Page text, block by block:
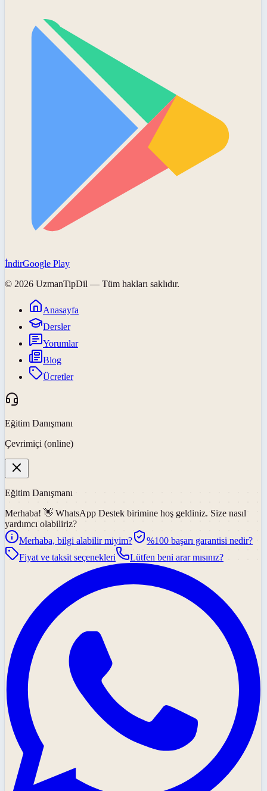
İndirGoogle Play
© 2026 UzmanTipDil — Tüm hakları saklıdır.
Anasayfa
Dersler
Yorumlar
Blog
Ücretler
Eğitim Danışmanı
Çevrimiçi (online)
Eğitim Danışmanı
Merhaba! 👋 WhatsApp Destek birimine hoş geldiniz. Size nasıl
yardımcı olabiliriz?
Merhaba, bilgi alabilir miyim?
%100 başarı garantisi nedir?
Fiyat ve taksit seçenekleri
Lütfen beni arar mısınız?